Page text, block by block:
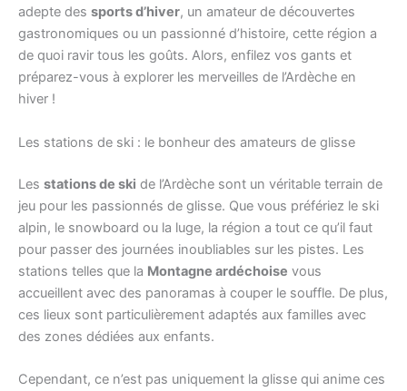
adepte des sports d’hiver, un amateur de découvertes
gastronomiques ou un passionné d’histoire, cette région a
de quoi ravir tous les goûts. Alors, enfilez vos gants et
préparez-vous à explorer les merveilles de l’Ardèche en
hiver !
Les stations de ski : le bonheur des amateurs de glisse
Les stations de ski de l’Ardèche sont un véritable terrain de
jeu pour les passionnés de glisse. Que vous préfériez le ski
alpin, le snowboard ou la luge, la région a tout ce qu’il faut
pour passer des journées inoubliables sur les pistes. Les
stations telles que la Montagne ardéchoise vous
accueillent avec des panoramas à couper le souffle. De plus,
ces lieux sont particulièrement adaptés aux familles avec
des zones dédiées aux enfants.
Cependant, ce n’est pas uniquement la glisse qui anime ces